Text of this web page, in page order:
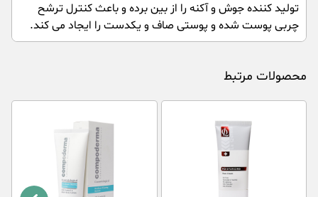
تولید کننده جوش و آکنه را از بین برده و باعث کنترل ترشح
چربی پوست شده و پوستی صاف و یکدست را ایجاد می کند.
محصولات مرتبط